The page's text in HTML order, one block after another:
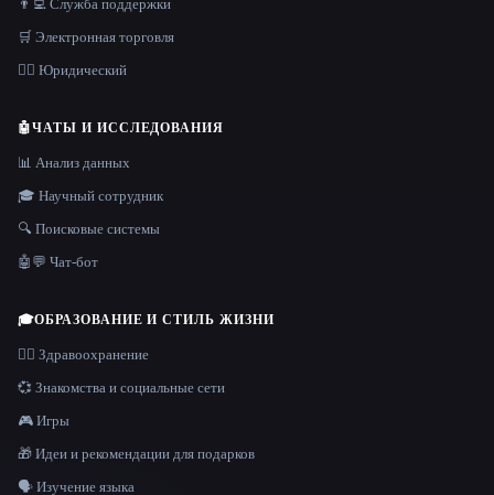
👨‍💻 Служба поддержки
🛒 Электронная торговля
👩‍⚖️ Юридический
🤖ЧАТЫ И ИССЛЕДОВАНИЯ
📊 Анализ данных
🎓 Научный сотрудник
🔍 Поисковые системы
🤖💬 Чат-бот
🎓ОБРАЗОВАНИЕ И СТИЛЬ ЖИЗНИ
👩‍⚕️ Здравоохранение
💞 Знакомства и социальные сети
🎮 Игры
🎁 Идеи и рекомендации для подарков
🗣️ Изучение языка